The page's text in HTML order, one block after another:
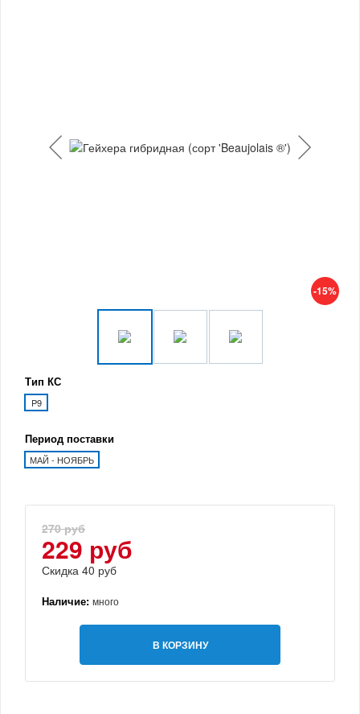
-15%
Тип КС
P9
Период поставки
МАЙ - НОЯБРЬ
270 руб
229 руб
Скидка 40 руб
Наличие: много
В КОРЗИНУ